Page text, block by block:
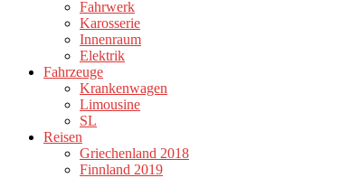
Fahrwerk
Karosserie
Innenraum
Elektrik
Fahrzeuge
Krankenwagen
Limousine
SL
Reisen
Griechenland 2018
Finnland 2019